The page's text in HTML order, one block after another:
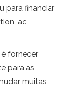
para financiar
ao
fornecer
para as
muitas